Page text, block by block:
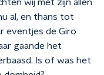
wij met zijn allen
al, en thans tot
eventjes de Giro
gaande het
Is of was het